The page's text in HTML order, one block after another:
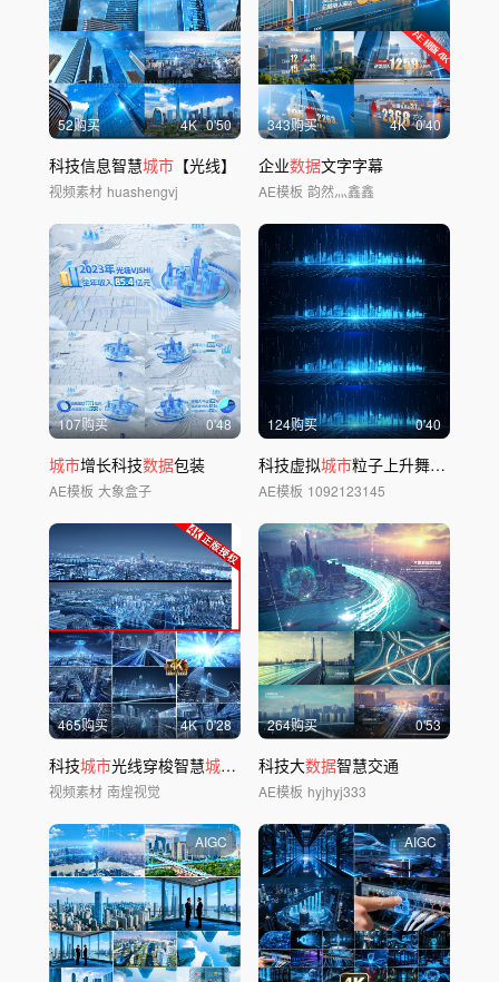
52购买 4K 0'50
科技信息智慧城市 【光线】
视频素材 huashengvj
343购买 4K 0'40
企业数据文字字幕
AE模板 韵然灬鑫鑫
107购买 0'48
城市增长科技数据包装
AE模板 大象盒子
124购买 0'40
科技虚拟城市粒子上升舞台背景
AE模板 1092123145
465购买 4K 0'28
科技城市光线穿梭智慧城市数 字城市未来建设
视频素材 南煌视觉
264购买 0'53
科技大数据智慧交通
AE模板 hyjhyj333
AIGC AIGC